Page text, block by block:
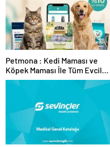
Petmona : Kedi Maması ve
Köpek Maması İle Tüm Evcil
Hayvan Ürünleri